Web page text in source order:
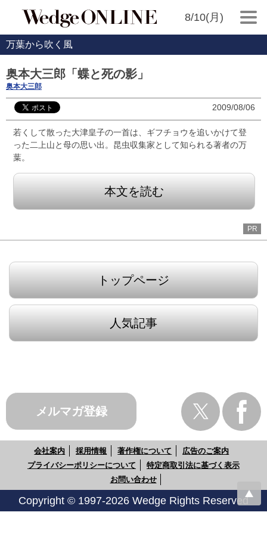
8/10(月)
万葉から吹く風
奥本大三郎「蝶と死の影」
奥本大三郎
2009/08/06
若くして散った大津皇子の一首は、ギフチョウを追いかけて登
った二上山と母の思い出。昆虫収集家として知られる著者の万
葉。
本文を読む
PR
トップページ
人気記事
メルマガ登録
会社案内 採用情報 著作権について
広告のご案内
プライバシーポリシーについて
特定商取引法に基づく表示
お問い合わせ
Copyright © 1997-2026 Wedge Rights Reserved